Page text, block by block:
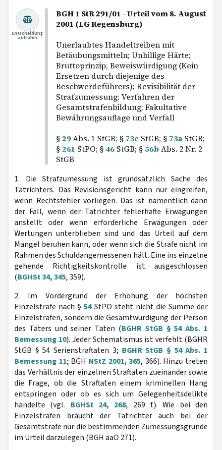
BGH 1 StR 291/01 - Urteil vom 8. August
2001 (LG Regensburg)
Unerlaubtes Handeltreiben mit
Betäubungsmitteln; Unbillige Härte;
Bruttoprinzip; Beweiswürdigung (Kein
Ersetzen durch diejenige des
Beschwerdeführers); Revisibilität der
Strafzumessung; Verfahren der
Gesamtstrafenbildung; Fakultative
Bewährungsauflage und Verfall
§ 29Abs. 1 StGB; § 73c StGB; § 73a StGB;
§ 261 StPO; § 46 StGB; § 56b Abs. 2 Nr. 2
StGB
Entscheidung
aufrufen
1. Die Strafzumessung ist grundsätzlich Sache des
Tatrichters. Das Revisionsgericht kann nur eingreifen,
wenn Rechtsfehler vorliegen. Das ist namentlich dann
der Fall, wenn der Tatrichter fehlerhafte Erwägungen
anstellt oder wenn erforderliche Erwägungen oder
Wertungen unterblieben sind und das Urteil auf dem
Mangel beruhen kann, oder wenn sich die Strafe nicht im
Rahmen des Schuldangemessenen hält. Eine ins einzelne
gehende Richtigkeitskontrolle ist ausgeschlossen
(BGHSt 34, 345, 359).
2. Im Vordergrund der Erhöhung der höchsten
Einzelstrafe nach § 54StPO steht nicht die Summe der
Einzelstrafen, sondern die Gesamtwürdigung der Person
des Täters und seiner Taten (BGHR StGB § 54 Abs. 1
Bemessung 10). Jeder Schematismus ist verfehlt (BGHR
StGB § 54 Serienstraftaten 3; BGHR StGB § 54 Abs. 1
Bemessung 11; BGH NStZ 2001, 365, 366). Hinzu treten
das Verhältnis der einzelnen Straftaten zueinander sowie
die Frage, ob die Straftaten einem kriminellen Hang
entspringen oder ob es sich um Gelegenheitsdelikte
handelte (vgl. BGHSt 24, 268, 269 f.). Wie bei den
Einzelstrafen braucht der Tatrichter auch bei der
Gesamtstrafe nur die bestimmenden Zumessungsgründe
im Urteil darzulegen (BGH aaO 271).